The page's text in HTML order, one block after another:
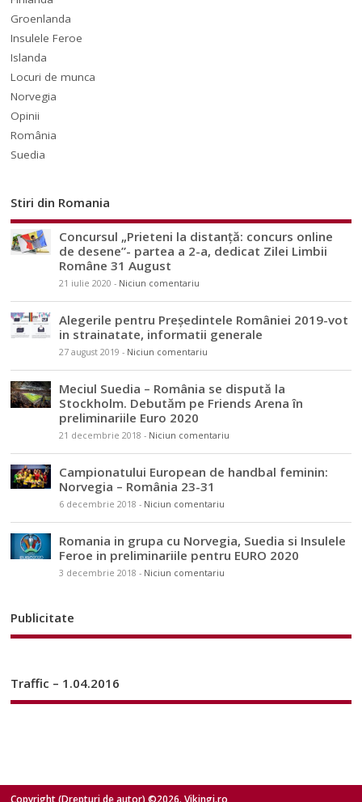
Groenlanda
Insulele Feroe
Islanda
Locuri de munca
Norvegia
Opinii
România
Suedia
Stiri din Romania
Concursul „Prieteni la distanță: concurs online
de desene”- partea a 2-a, dedicat Zilei Limbii
Române 31 August
21 iulie 2020 - Niciun comentariu
Alegerile pentru Președintele României 2019-vot
in strainatate, informatii generale
27 august 2019 - Niciun comentariu
Meciul Suedia – România se dispută la
Stockholm. Debutăm pe Friends Arena în
preliminariile Euro 2020
21 decembrie 2018 - Niciun comentariu
Campionatului European de handbal feminin:
Norvegia – România 23-31
6 decembrie 2018 - Niciun comentariu
Romania in grupa cu Norvegia, Suedia si Insulele
Feroe in preliminariile pentru EURO 2020
3 decembrie 2018 - Niciun comentariu
Publicitate
Traffic – 1.04.2016
Copyright (Drepturi de autor) ©2026. Vikingi.ro